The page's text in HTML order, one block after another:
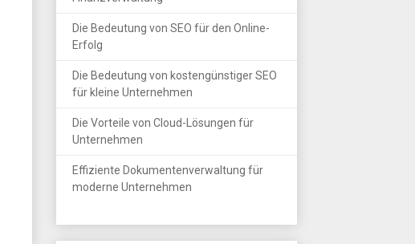
Die Bedeutung von SEO für den Online-
Erfolg
Die Bedeutung von kostengünstiger SEO
für kleine Unternehmen
Die Vorteile von Cloud-Lösungen für
Unternehmen
Effiziente Dokumentenverwaltung für
moderne Unternehmen